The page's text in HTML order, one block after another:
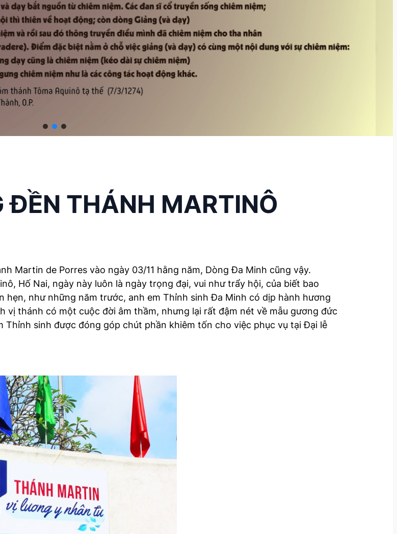
ĐỀN THÁNH MARTINÔ
Martin de Porres vào ngày 03/11 hằng năm, Dòng Đa Minh cũng vậy.
Hố Nai, ngày này luôn là ngày trọng đại, vui như trẩy hội, của biết bao
hẹn, như những năm trước, anh em Thỉnh sinh Đa Minh có dịp hành hương
vị thánh có một cuộc đời âm thầm, nhưng lại rất đậm nét về mẫu gương đức
Thỉnh sinh được đóng góp chút phần khiêm tốn cho việc phục vụ tại Đại lễ